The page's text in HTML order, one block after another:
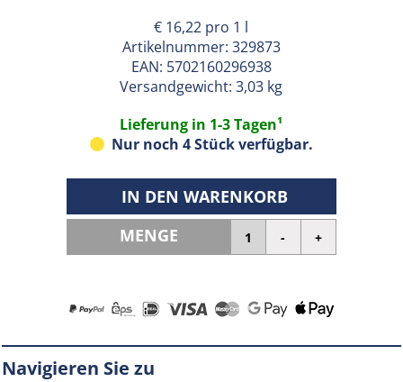
€ 16,22 pro 1 l
Artikelnummer: 329873
EAN: 5702160296938
Versandgewicht: 3,03 kg
Lieferung in 1-3 Tagen¹
Nur noch 4 Stück verfügbar.
IN DEN WARENKORB
MENGE
Navigieren Sie zu